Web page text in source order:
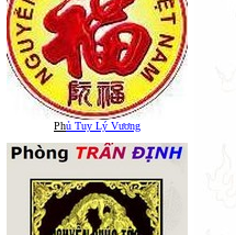
Phủ Tuy Lý Vương